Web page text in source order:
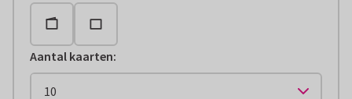
Aantal kaarten: